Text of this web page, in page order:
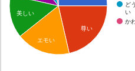
ど
い
か
尊い
美しい
エモい